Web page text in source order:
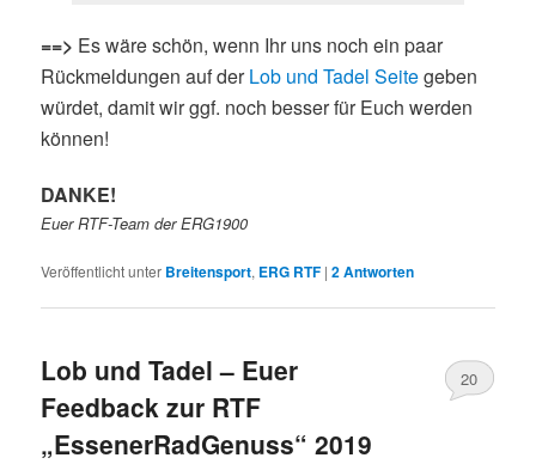
==> Es wäre schön, wenn Ihr uns noch ein paar
Rückmeldungen auf derLob und Tadel Seitegeben
würdet, damit wir ggf. noch besser für Euch werden
können!
DANKE!
Euer RTF-Team der ERG1900
Veröffentlicht unter Breitensport, ERG RTF |2Antworten
Lob und Tadel – Euer
Feedback zur RTF
„EssenerRadGenuss“ 2019
20